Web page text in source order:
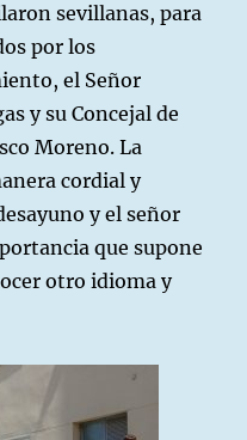
sevillanas, para
por los
el Señor
y su Concejal de
Moreno. La
cordial y
y el señor
que supone
otro idioma y